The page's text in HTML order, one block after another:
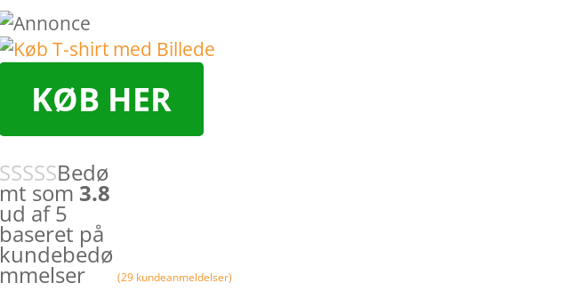
KØB HER
Bedø
mt som 3.8
ud af 5
baseret på
kundebedø
mmelser (29 kundeanmeldelser)